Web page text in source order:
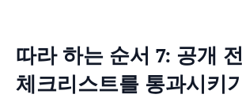
따라 하는 순서 7: 공개
체크리스트를 통과시키